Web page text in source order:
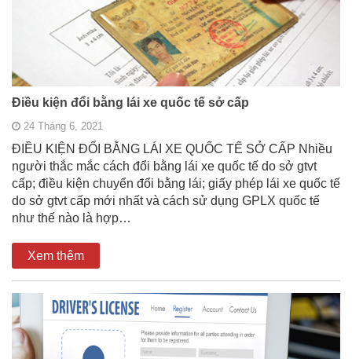
Điều kiện đổi bằng lái xe quốc tế sở cấp
24 Tháng 6, 2021
ĐIỀU KIỆN ĐỔI BẰNG LÁI XE QUỐC TẾ SỞ CẤP Nhiều
người thắc mắc cách đổi bằng lái xe quốc tế do sở gtvt
cấp; điều kiện chuyển đổi bằng lái; giấy phép lái xe quốc tế
do sở gtvt cấp mới nhất và cách sử dụng GPLX quốc tế
như thế nào là hợp…
Xem thêm